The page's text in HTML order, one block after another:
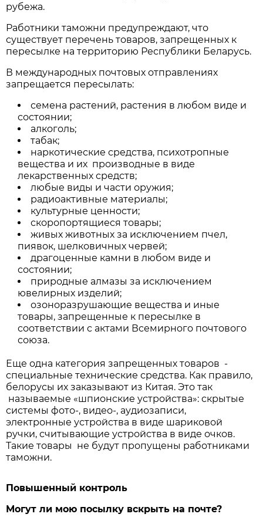
рубежа.
Работники таможни предупреждают, что
существует перечень товаров, запрещенных к
пересылке на территорию Республики Беларусь.
В международных почтовых отправлениях
запрещается пересылать:
семена растений, растения в любом виде и
состоянии;
алкоголь;
табак;
наркотические средства, психотропные
вещества и их производные в виде
лекарственных средств;
любые виды и части оружия;
радиоактивные материалы;
культурные ценности;
скоропортящиеся товары;
живых животных за исключением пчел,
пиявок, шелковичных червей;
драгоценные камни в любом виде и
состоянии;
природные алмазы за исключением
ювелирных изделий;
озоноразрушающие вещества и иные
товары, запрещенные к пересылке в
соответствии с актами Всемирного почтового
союза.
Еще одна категория запрещенных товаров -
специальные технические средства. Как правило,
белорусы их заказывают из Китая. Это так
называемые «шпионские устройства»: скрытые
системы фото-, видео-, аудиозаписи,
электронные устройства в виде шариковой
ручки, считывающие устройства в виде очков.
Такие товары не будут пропущены работниками
таможни.
Повышенный контроль
Могут ли мою посылку вскрыть на почте?